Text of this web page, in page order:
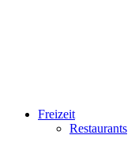
Freizeit
Restaurants